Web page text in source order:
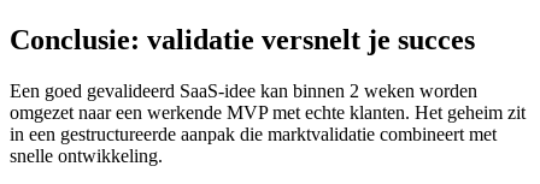
Conclusie: validatie versnelt je succes
Een goed gevalideerd SaaS-idee kan binnen 2 weken worden
omgezet naar een werkende MVP met echte klanten. Het geheim zit
in een gestructureerde aanpak die marktvalidatie combineert met
snelle ontwikkeling.